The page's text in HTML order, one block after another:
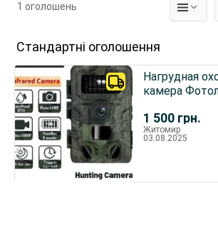
1 оголошень
Стандартні оголошення
1 500 грн.
Нагрудная
камера
виденье
Житомир
03.08.2025